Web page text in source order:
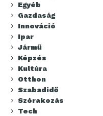
Egyéb
Gazdaság
Innováció
Ipar
Jármű
Képzés
Kultúra
Otthon
Szabadidő
Szórakozás
Tech